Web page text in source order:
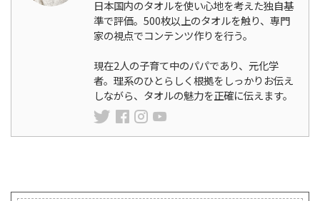
日本国内のタオルを使い心地を考えた独自基
準で評価。500枚以上のタオルを触り、専門
家の視点でコンテンツ作りを行う。
現在2人の子育て中のパパであり、元化学
者。理系のひとらしく根拠をしっかりお伝え
しながら、タオルの魅力を正確に伝えます。